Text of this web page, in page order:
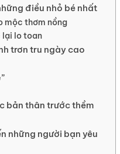
điều nhỏ bé nhất
mộc thơm nồng
lại lo toan
trơn tru ngày cao
bản thân trước thềm
những người bạn yêu